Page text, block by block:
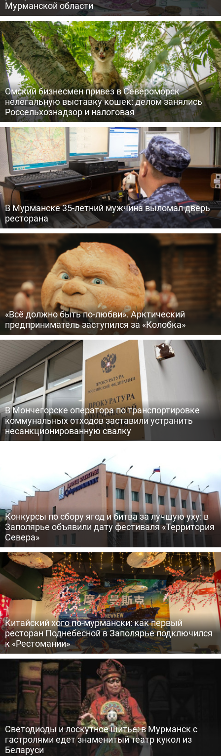
Мурманской области
Омский бизнесмен привез в Североморск
нелегальную выставку кошек: делом занялись
Россельхознадзор и налоговая
В Мурманске 35-летний мужчина выломал дверь
ресторана
«Всё должно быть по-любви». Арктический
предприниматель заступился за «Колобка»
В Мончегорске оператора по транспортировке
коммунальных отходов заставили устранить
несанкционированную свалку
Конкурсы по сбору ягод и битва за лучшую уху: в
Заполярье объявили дату фестиваля «Территория
Севера»
Китайский хого по-мурмански: как первый
ресторан Поднебесной в Заполярье подключился
к «Рестомании»
Светодиоды и лоскутное шитье: в Мурманск с
гастролями едет знаменитый театр кукол из
Беларуси